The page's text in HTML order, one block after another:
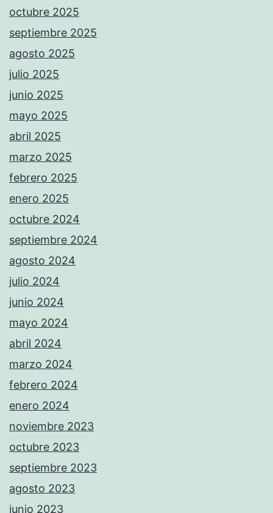
octubre 2025
septiembre 2025
agosto 2025
julio 2025
junio 2025
mayo 2025
abril 2025
marzo 2025
febrero 2025
enero 2025
octubre 2024
septiembre 2024
agosto 2024
julio 2024
junio 2024
mayo 2024
abril 2024
marzo 2024
febrero 2024
enero 2024
noviembre 2023
octubre 2023
septiembre 2023
agosto 2023
junio 2023